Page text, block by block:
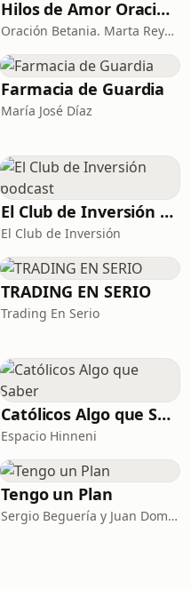
Hilos de Amor Oraciones que sanan el alma. Encuentros íntimos con Dios.
Oración Betania. Marta Reyes y Cristina Martínez
Farmacia de Guardia
María José Díaz
El Club de Inversión podcast
El Club de Inversión
TRADING EN SERIO
Trading En Serio
Católicos Algo que Saber
Espacio Hinneni
Tengo un Plan
Sergio Beguería y Juan Domínguez